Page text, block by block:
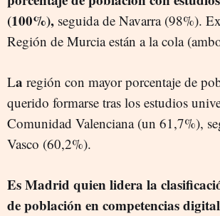
(100%), seguida de Navarra (98%).
Región de Murcia están a la cola
La región con mayor porcentaje de
querido formarse tras los estudios
Comunidad Valenciana (un 61,7%),
Vasco (60,2%).
Es Madrid quien lidera la
de población en competencias